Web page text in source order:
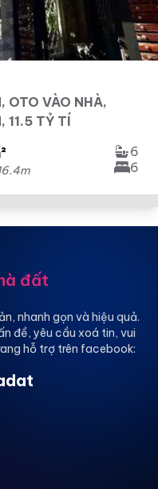
OTO VÀO NHÀ,
11.5 TỶ TÍ
6
6
đất
nhanh gọn và hiệu quả.
đề, yêu cầu xoá tin, vui
hỗ trợ trên facebook: